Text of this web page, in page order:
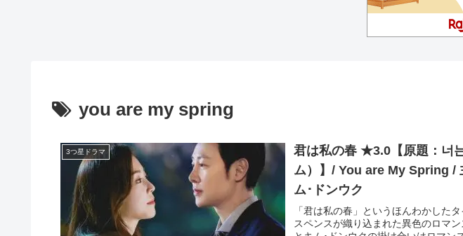
you are my spring
3つ星ドラマ
君は私の春 ★3.0【原題：너
ム）】/ You are My Spring /
ム･ドンウク
「君は私の春」というほんわかした
スペンスが織り込まれた異色のロマ